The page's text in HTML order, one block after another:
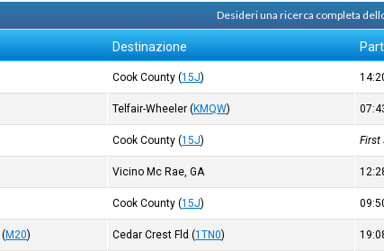
Desideri una ricerca completa
Destinazione
Cook County (15J)
Telfair-Wheeler (KMQW)
Cook County (15J) First
Vicino Mc Rae, GA
Cook County (15J)
(M20) Cedar Crest Fld (1TN0)